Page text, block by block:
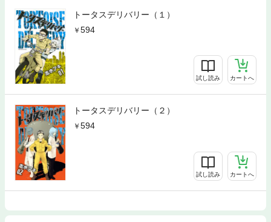
トータスデリバリー（１）
594
試し読み カートへ
トータスデリバリー（２）
594
試し読み カートへ